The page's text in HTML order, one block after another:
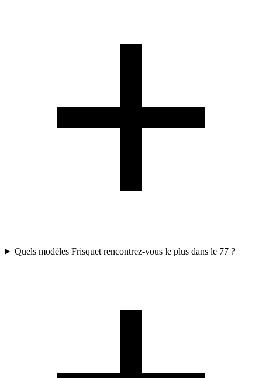
Quels modèles Frisquet rencontrez-vous le plus dans le 77 ?